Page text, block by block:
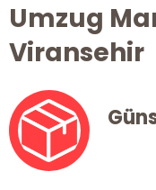
Umzug
Viransehir